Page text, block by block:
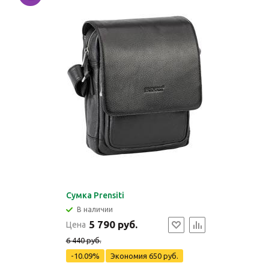
Сумка Prensiti
В наличии
Цена 5 790 руб.
6 440 руб.
-10.09%
Экономия 650 руб.